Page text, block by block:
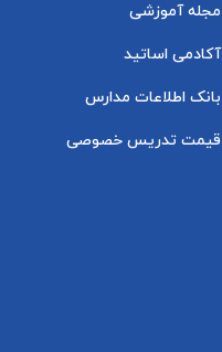
مجله آموزشی
آکادمی اساتید
بانک اطلاعات مدارس
قیمت تدریس خصوصی